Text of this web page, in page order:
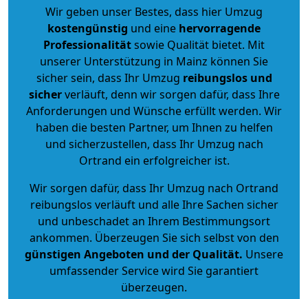
Wir geben unser Bestes, dass hier Umzug
kostengünstig und eine hervorragende
Professionalitätsowie Qualität bietet. Mit
unserer Unterstützung in Mainz können Sie
sicher sein, dass Ihr Umzug reibungslos und
sicherverläuft, denn wir sorgen dafür, dass Ihre
Anforderungen und Wünsche erfüllt werden. Wir
haben die besten Partner, um Ihnen zu helfen
und sicherzustellen, dass Ihr Umzug nach
Ortrand ein erfolgreicher ist.
Wir sorgen dafür, dass Ihr Umzug nach Ortrand
reibungslos verläuft und alle Ihre Sachen sicher
und unbeschadet an Ihrem Bestimmungsort
ankommen. Überzeugen Sie sich selbst von den
günstigen Angeboten und der Qualität. Unsere
umfassender Service wird Sie garantiert
überzeugen.